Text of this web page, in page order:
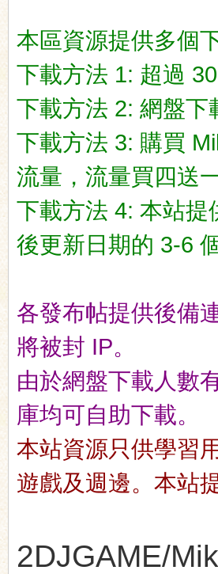
本區資源提供多個
下載方法 1: 超過
下載方法 2: 網盤下
下載方法 3: 購買
流量，流量買四送一
下載方法 4: 本站提
後更新日期的 3-6
各發布帖提供後備
將被封 IP。
由於網盤下載人數
庫均可自助下載。
本站資源只供學習
遊戲及週邊。本站
2DJGAME/